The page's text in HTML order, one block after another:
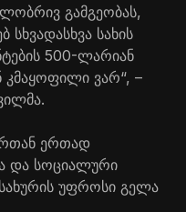
გამგეობას,
სხვადასხვა სახის
500-ლარიან
ვარ“, –
.
ერთად
და სოციალური
უფროსი გელა